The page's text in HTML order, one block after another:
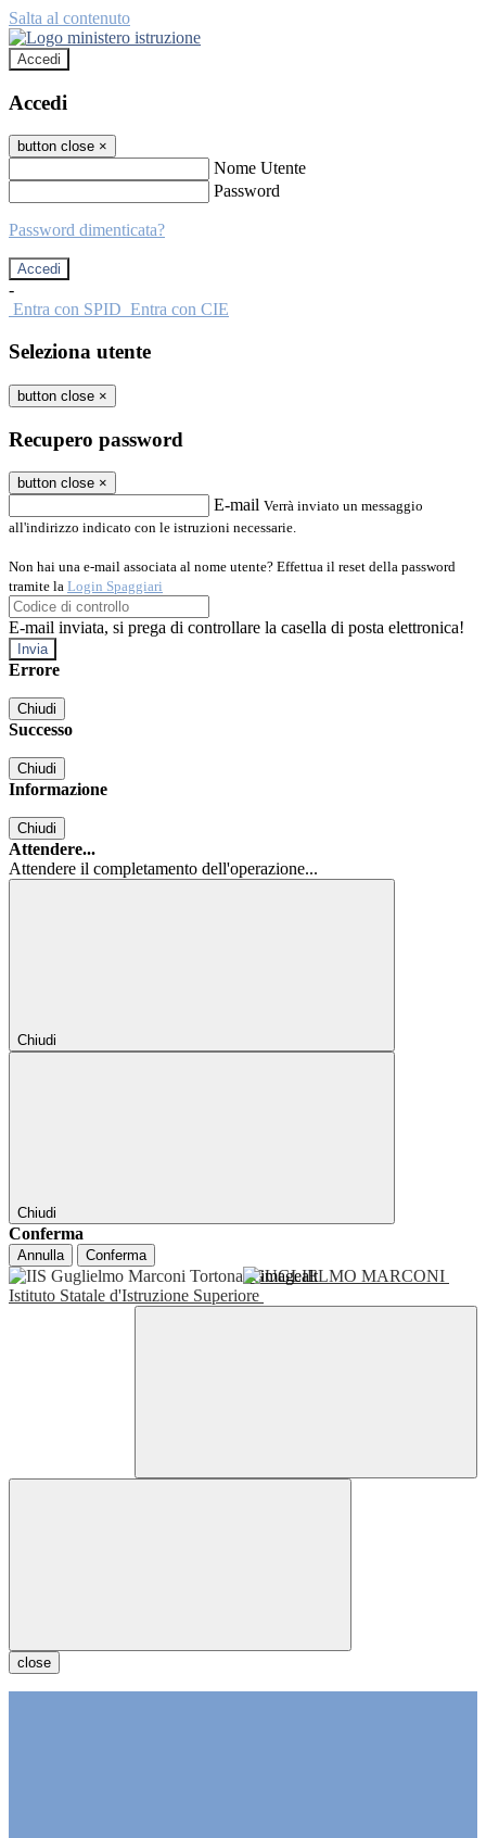
Salta al contenuto
Accedi
Accedi
button close ×
Nome Utente
Password
Password dimenticata?
-
Entra con SPID Entra con CIE
Seleziona utente
button close ×
Recupero password
button close ×
E-mail Verrà inviato un messaggio
all'indirizzo indicato con le istruzioni necessarie.
Non hai una e-mail associata al nome utente? Effettua il reset della password
tramite la Login Spaggiari
E-mail inviata, si prega di controllare la casella di posta elettronica!
Errore
Chiudi
Successo
Chiudi
Informazione
Chiudi
Attendere...
Attendere il completamento dell'operazione...
Chiudi
Chiudi
Conferma
Annulla Conferma
GUGLIELMO MARCONI
Istituto Statale d'Istruzione Superiore
close